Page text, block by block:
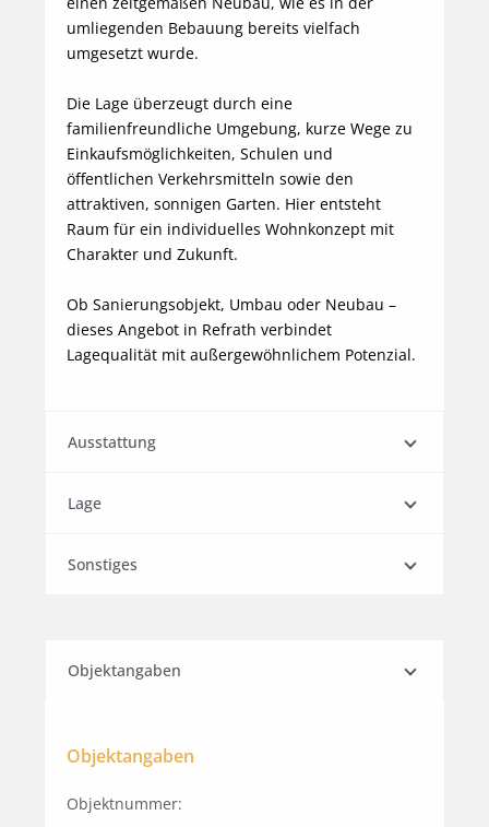
umliegenden Bebauung bereits vielfach
umgesetzt wurde.
Die Lage überzeugt durch eine
familienfreundliche Umgebung, kurze Wege zu
Einkaufsmöglichkeiten, Schulen und
öffentlichen Verkehrsmitteln sowie den
attraktiven, sonnigen Garten. Hier entsteht
Raum für ein individuelles Wohnkonzept mit
Charakter und Zukunft.
Ob Sanierungsobjekt, Umbau oder Neubau –
dieses Angebot in Refrath verbindet
Lagequalität mit außergewöhnlichem Potenzial.
Ausstattung
Lage
Sonstiges
Objektangaben
Objektangaben
Objektnummer: